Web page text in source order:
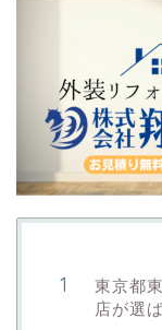
東京都
店が選